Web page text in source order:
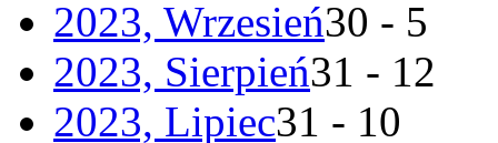
2023, Wrzesień30 - 5
2023, Sierpień31 - 12
2023, Lipiec31 - 10